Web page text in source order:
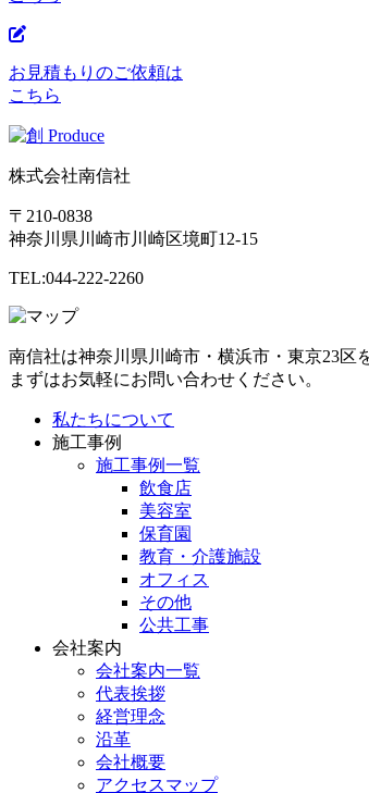
お見積もりのご依頼は
こちら
株式会社南信社
〒210-0838
神奈川県川崎市川崎区境町12-15
TEL:044-222-2260
南信社は神奈川県川崎市・横浜市・東京23区
まずはお気軽にお問い合わせください。
私たちについて
施工事例
施工事例一覧
飲食店
美容室
保育園
教育・介護施設
オフィス
その他
公共工事
会社案内
会社案内一覧
代表挨拶
経営理念
沿革
会社概要
アクセスマップ